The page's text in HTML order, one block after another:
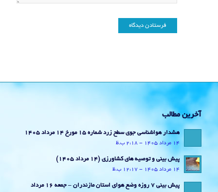
آخرین مطالب
هشدار هواشناسی جوی سطح زرد شماره 15 مورخ 14 مرداد 1405
14 مرداد 1405 - 2:18 ب.ظ
پیش بینی و توصیه های کشاورزی (14 مرداد ۱۴۰۵)
14 مرداد 1405 - 12:17 ب.ظ
پیش بینی 7 روزه وضع هوای استان مازندران – جمعه 16 مرداد